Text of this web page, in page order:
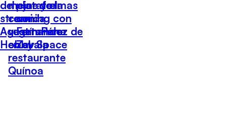
del cine y el
streaming con
Agustín Pérez de
Hobby Space
mejor de la
comida
vegetariana
en el
restaurante
Quínoa
plataformas
con
Fernando
Zavala